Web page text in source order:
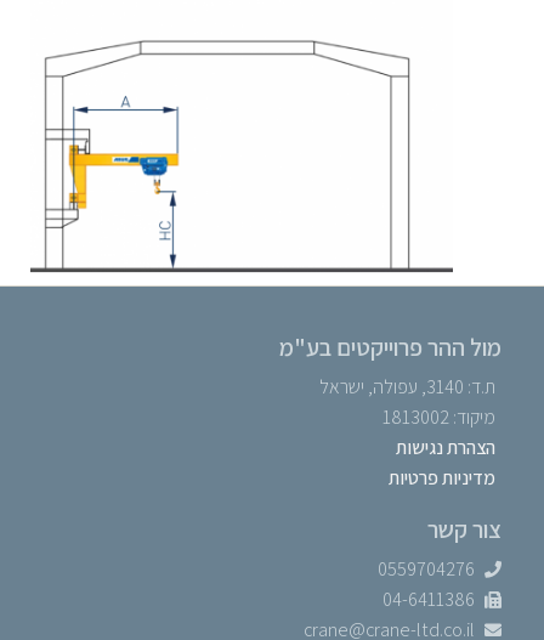
מול ההר פרוייקטים בע"מ
ת.ד: 3140, עפולה, ישראל
מיקוד: 1813002
הצהרת נגישות
מדיניות פרטיות
צור קשר
0559704276
04-6411386
crane@crane-ltd.co.il